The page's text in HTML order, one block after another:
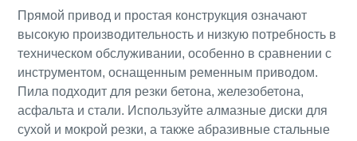
Прямой привод и простая конструкция означают
высокую производительность и низкую потребность в
техническом обслуживании, особенно в сравнении с
инструментом, оснащенным ременным приводом.
Пила подходит для резки бетона, железобетона,
асфальта и стали. Используйте алмазные диски для
сухой и мокрой резки, а также абразивные стальные